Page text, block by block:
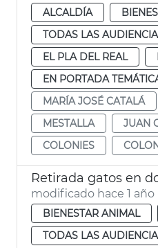
ALCALDÍA
TODAS LAS
EL PLA DEL REAL
EN PORTADA
MARÍA JOSÉ CATALÁ
MESTALLA
JUAN
COLONIES
Retirada gatos en
modificado hace 1 año
BIENESTAR ANIMAL
TODAS LAS